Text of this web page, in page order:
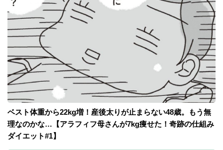
ベスト体重から22kg増！産後太りが止まらない48歳。もう無
理なのかな…【アラフィフ母さんが7kg痩せた！奇跡の仕組み
ダイエット#1】